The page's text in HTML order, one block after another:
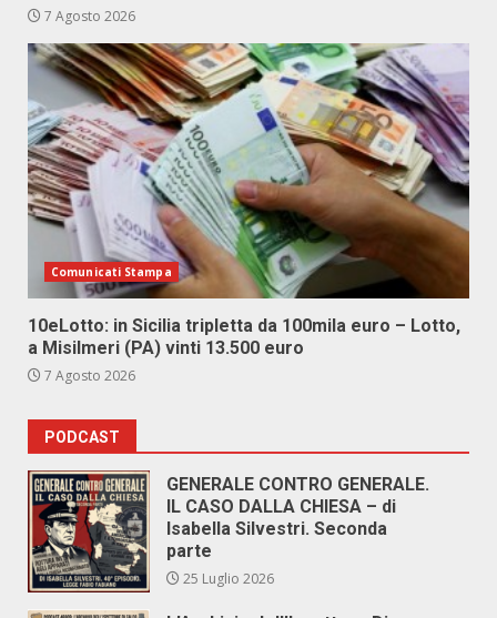
7 Agosto 2026
Comunicati Stampa
10eLotto: in Sicilia tripletta da 100mila euro – Lotto,
a Misilmeri (PA) vinti 13.500 euro
7 Agosto 2026
PODCAST
GENERALE CONTRO GENERALE.
IL CASO DALLA CHIESA – di
Isabella Silvestri. Seconda
parte
25 Luglio 2026